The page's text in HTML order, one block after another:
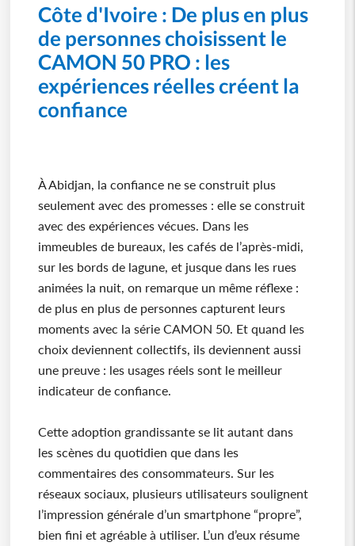
Côte d'Ivoire : De plus en plus
de personnes choisissent le
CAMON 50 PRO : les
expériences réelles créent la
confiance
À Abidjan, la confiance ne se construit plus
seulement avec des promesses : elle se construit
avec des expériences vécues. Dans les
immeubles de bureaux, les cafés de l’après-midi,
sur les bords de lagune, et jusque dans les rues
animées la nuit, on remarque un même réflexe :
de plus en plus de personnes capturent leurs
moments avec la série CAMON 50. Et quand les
choix deviennent collectifs, ils deviennent aussi
une preuve : les usages réels sont le meilleur
indicateur de confiance.
Cette adoption grandissante se lit autant dans
les scènes du quotidien que dans les
commentaires des consommateurs. Sur les
réseaux sociaux, plusieurs utilisateurs soulignent
l’impression générale d’un smartphone “propre”,
bien fini et agréable à utiliser. L’un d’eux résume